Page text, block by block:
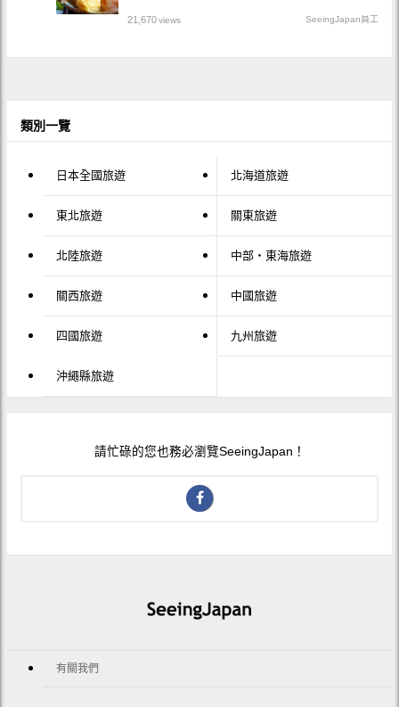
21,670views SeeingJapan員工
類別一覽
日本全國旅遊 北海道旅遊
東北旅遊 關東旅遊
北陸旅遊 中部・東海旅遊
關西旅遊 中國旅遊
四國旅遊 九州旅遊
沖繩縣旅遊
請忙碌的您也務必瀏覽SeeingJapan！
有關我們